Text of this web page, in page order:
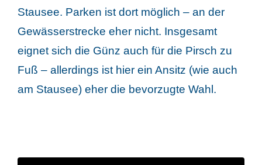
Stausee. Parken ist dort möglich – an der
Gewässerstrecke eher nicht. Insgesamt
eignet sich die Günz auch für die Pirsch zu
Fuß – allerdings ist hier ein Ansitz (wie auch
am Stausee) eher die bevorzugte Wahl.